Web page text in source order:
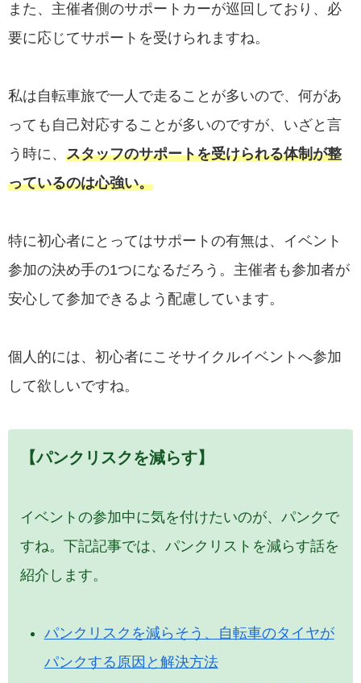
また、主催者側のサポートカーが巡回しており、必
要に応じてサポートを受けられますね。
私は自転車旅で一人で走ることが多いので、何があ
っても自己対応することが多いのですが、いざと言
う時に、 スタッフのサポートを受けられる体制が整
っているのは心強い。
特に初心者にとってはサポートの有無は、イベント
参加の決め手の1つになるだろう。主催者も参加者が
安心して参加できるよう配慮しています。
個人的には、初心者にこそサイクルイベントへ参加
して欲しいですね。
【パンクリスクを減らす】
イベントの参加中に気を付けたいのが、パンクで
すね。下記記事では、パンクリストを減らす話を
紹介します。
パンクリスクを減らそう、自転車のタイヤが
パンクする原因と解決方法